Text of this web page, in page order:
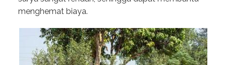
menghemat biaya.